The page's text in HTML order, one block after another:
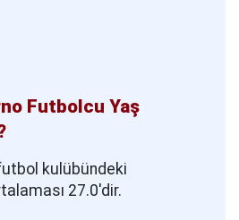
Futbolcu Yaş
kulübündeki
27.0'dir.